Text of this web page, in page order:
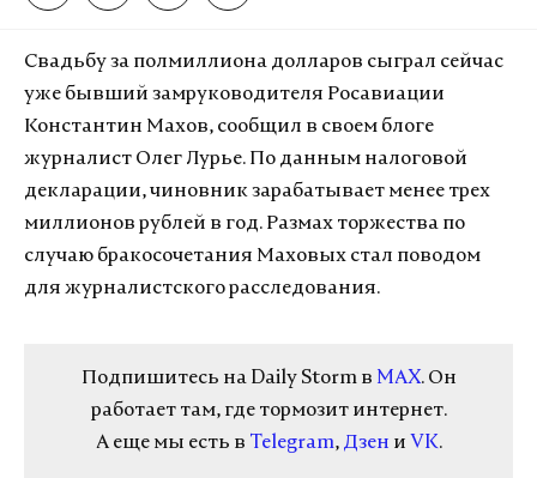
Свадьбу за полмиллиона долларов сыграл сейчас
уже бывший замруководителя Росавиации
Константин Махов, сообщил в своем блоге
журналист Олег Лурье. По данным налоговой
декларации, чиновник зарабатывает менее трех
миллионов рублей в год. Размах торжества по
случаю бракосочетания Маховых стал поводом
для журналистского расследования.
Подпишитесь на Daily Storm в MAX. Он
работает там, где тормозит интернет.
А еще мы есть в Telegram, Дзен и VK.